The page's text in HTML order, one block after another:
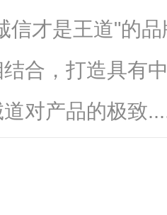
信才是王道"的
合，打造具有
对产品的极致